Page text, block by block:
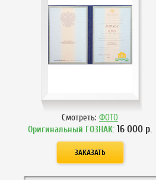
Смотреть: ФОТО
Оригинальный ГОЗНАК: 16 000 р.